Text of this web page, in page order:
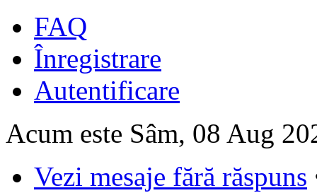
FAQ
Înregistrare
Autentificare
Acum este Sâm, 08 Aug
Vezi mesaje fără răspuns